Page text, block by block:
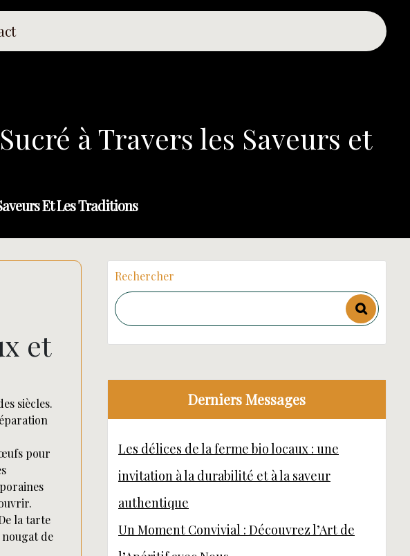
à Travers les Saveurs et
Et Les Traditions
et
siècles.
pour
la tarte
de
Rechercher
Derniers Messages
Les délices de la ferme bio locaux : une
invitation à la durabilité et à la saveur
authentique
Un Moment Convivial : Découvrez l’Art de